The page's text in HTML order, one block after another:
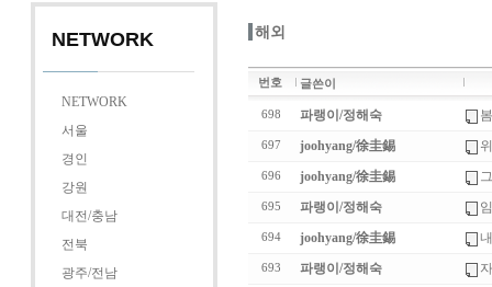
사진가로서 눈부신 전문성을 갖추기
사진활동 과정에서 거룩한 기독사협
한국사람 특유의 섬세한 감수성으로
정의와 사랑을 실천하는 사진 행위로,
사진영상 속에 기독교 복음을 담아내
NETWORK
NETWORK
서울
경인
강원
대전/충남
전북
광주/전남
해외
번호 글쓴이
698 파랭이/정해숙
697 joohyang/徐圭錫
696 joohyang/徐圭錫
695 파랭이/정해숙
694 joohyang/徐圭錫
693 파랭이/정해숙